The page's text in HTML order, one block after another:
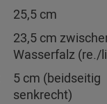
25,5 cm
23,5 cm
Wasserfalz (re./
5 cm (beidseitig
senkrecht)